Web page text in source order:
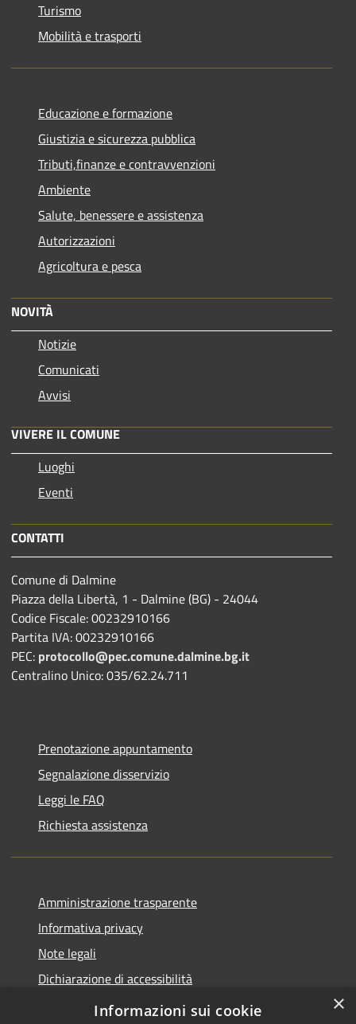
Turismo
Mobilità e trasporti
Educazione e formazione
Giustizia e sicurezza pubblica
Tributi,finanze e contravvenzioni
Ambiente
Salute, benessere e assistenza
Autorizzazioni
Agricoltura e pesca
NOVITÀ
Notizie
Comunicati
Avvisi
VIVERE IL COMUNE
Luoghi
Eventi
CONTATTI
Comune di Dalmine
Piazza della Libertà, 1 - Dalmine (BG) - 24044
Codice Fiscale: 00232910166
Partita IVA: 00232910166
PEC: protocollo@pec.comune.dalmine.bg.it
Centralino Unico: 035/62.24.711
Prenotazione appuntamento
Segnalazione disservizio
Leggi le FAQ
Richiesta assistenza
Amministrazione trasparente
Informativa privacy
Note legali
Dichiarazione di accessibilità
Piano di miglioramento del sito
×
Informazioni sui cookie